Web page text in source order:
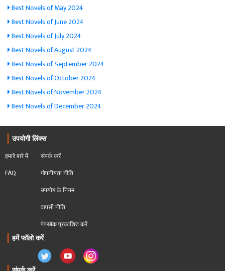
Best Novels of May 2024
Best Novels of June 2024
Best Novels of July 2024
Best Novels of August 2024
Best Novels of September 2024
Best Novels of October 2024
Best Novels of November 2024
Best Novels of December 2024
उपयोगी लिंक्स
हमारे बारे में
FAQ
संपर्क करें
गोपनीयता नीति
उपयोग के नियम
वापसी नीति
पेपरबैक प्रकाशित करें
हमें फॉलो करें